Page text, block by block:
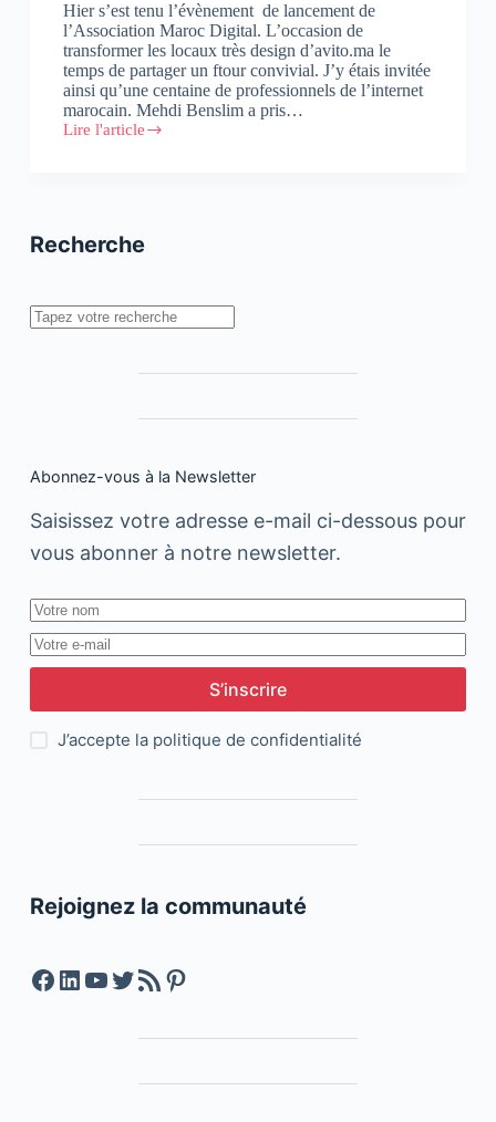
Hier s’est tenu l’évènement de lancement de
l’Association Maroc Digital. L’occasion de
transformer les locaux très design d’avito.ma le
temps de partager un ftour convivial. J’y étais invitée
ainsi qu’une centaine de professionnels de l’internet
marocain. Mehdi Benslim a pris…
Lire l'article
Lancement
association
promotion
de
Recherche
Rechercher
Abonnez-vous à la Newsletter
Saisissez votre adresse e-mail ci-dessous pour
vous abonner à notre newsletter.
S’inscrire
J’accepte la politique de confidentialité
Rejoignez la communauté
Facebook
LinkedIn
YouTube
Twitter
Feed RSSPinterest